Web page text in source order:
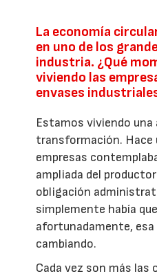
La economía
en uno de los
industria. ¿Qué
viviendo las
envases
Estamos viviendo
transformación. Hace
empresas
ampliada del
obligación
simplemente había
afortunadamente,
cambiando.
Cada vez son más las